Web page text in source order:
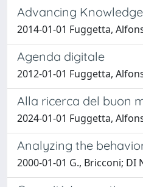
Advancing
2014-01-01 Fuggetta,
Agenda digitale
2012-01-01 Fuggetta,
Alla ricerca del buon
2024-01-01 Fuggetta,
Analyzing the
2000-01-01 G., Bricconi; DI